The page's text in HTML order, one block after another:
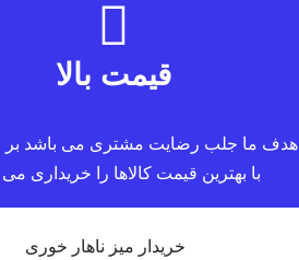
قیمت بالا
هدف ما جلب رضایت مشتری می باشد بر
با بهترین قیمت کالاها را خریداری می